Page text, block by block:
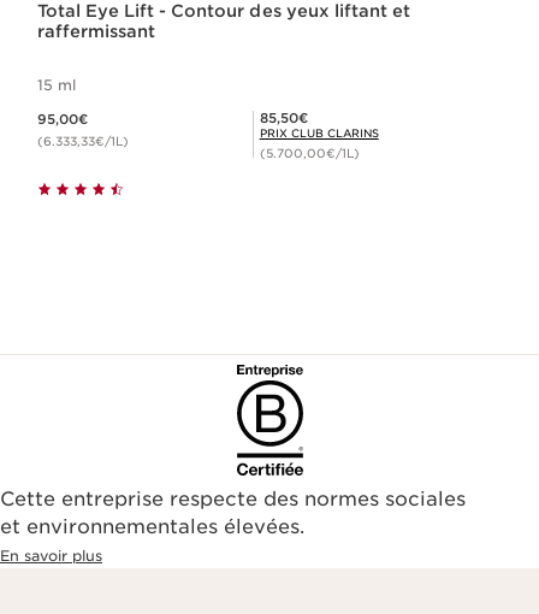
Total Eye Lift - Contour des yeux liftant et
raffermissant
15 ml
95,00€
(6.333,33€/1L)
Prix Club Clarins 85,50€
85,50€
PRIX CLUB CLARINS
(5.700,00€/1L)
Cette entreprise respecte des normes sociales
et environnementales élevées.
En savoir plus